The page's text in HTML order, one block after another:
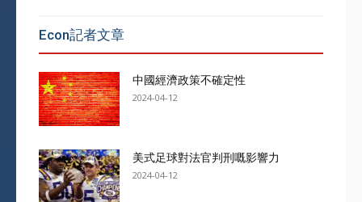
Econ記者文章
中國經濟政策不確定性
2024-04-12
美式足球對法官判刑嘅影響力
2024-04-12